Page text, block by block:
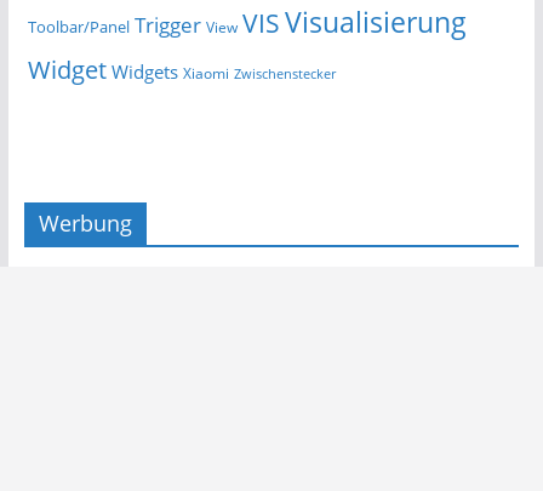
Toolbar/Panel Trigger View VISVisualisierung
Widget Widgets Xiaomi Zwischenstecker
Werbung